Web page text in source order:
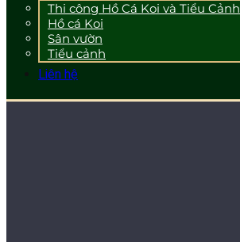
Thi công Hồ Cá Koi và Tiểu Cảnh
Hồ cá Koi
Sân vườn
Tiểu cảnh
Liên hệ